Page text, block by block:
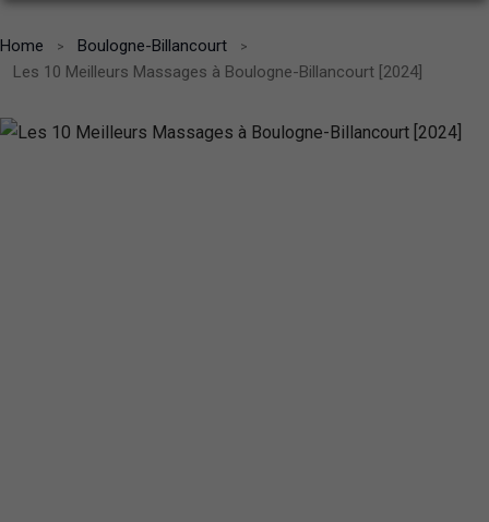
Home
Boulogne-Billancourt
Les 10 Meilleurs Massages à Boulogne-Billancourt [2024]